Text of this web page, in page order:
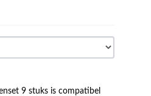
9 stuks is compatibel